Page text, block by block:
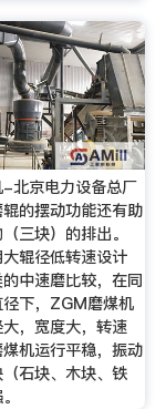
-北京电力设备总厂
的摆动功能还有助
三块）的排出。
大辊径低转速设计
中速磨比较，在同
下，ZGM磨煤机
，宽度大，转速
机运行平稳，振动
石块、木块、铁